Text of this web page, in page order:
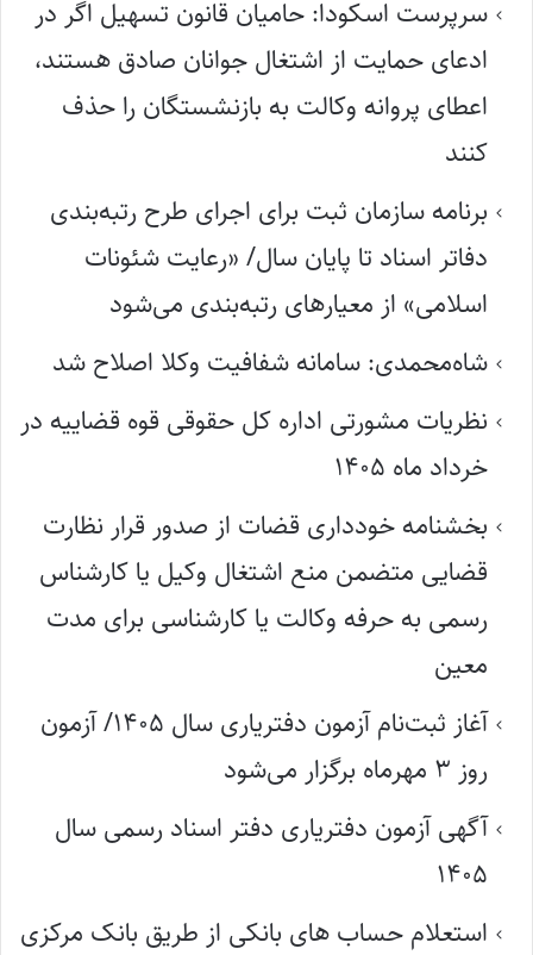
سرپرست اسکودا: حامیان قانون تسهیل اگر در
ادعای حمایت از اشتغال جوانان صادق هستند،
اعطای پروانه وکالت به بازنشستگان را حذف
کنند
برنامه سازمان ثبت برای اجرای طرح رتبه‌بندی
دفاتر اسناد تا پایان سال/ «رعایت شئونات
اسلامی» از معیارهای رتبه‌بندی می‌شود
شاه‌محمدی: سامانه شفافیت وکلا اصلاح شد
نظریات مشورتی اداره کل حقوقی قوه قضاییه در
خرداد ماه ۱۴۰۵
بخشنامه خودداری قضات از صدور قرار نظارت
قضایی متضمن منع اشتغال وکیل یا کارشناس
رسمی به حرفه وکالت یا کارشناسی برای مدت
معین
آغاز ثبت‌نام آزمون دفتریاری سال ۱۴۰۵/ آزمون
روز ۳ مهرماه برگزار می‌شود
آگهی آزمون دفتریاری دفتر اسناد رسمی سال
۱۴۰۵
استعلام حساب های بانکی از طریق بانک مرکزی